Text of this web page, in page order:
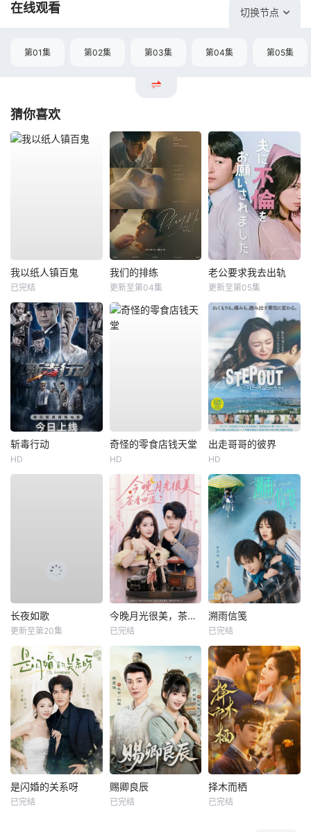
在线观看 切换节点
第01集 第02集 第03集 第04集 第05集
猜你喜欢
我以纸人镇百鬼
已完结
我们的排练
更新至第04集
老公要求我去出轨
更新至第05集
斩毒行动
HD
奇怪的零食店钱天堂
HD
出走哥哥的彼界
HD
长夜如歌
更新至第20集
今晚月光很美，茶香四溢
已完结
溯雨信笺
已完结
是闪婚的关系呀
已完结
赐卿良辰
已完结
择木而栖
已完结